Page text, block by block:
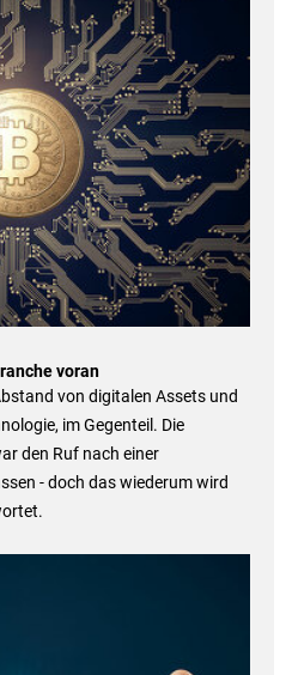
voran
von digitalen Assets und
im Gegenteil. Die
den Ruf nach einer
- doch das wiederum wird